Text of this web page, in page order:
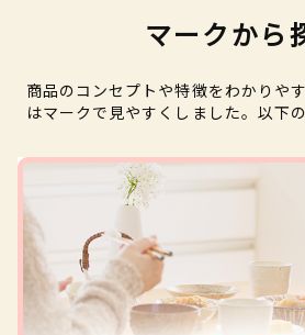
マークから
商品のコンセプトや特徴をわかりや
はマークで見やすくしました。以下